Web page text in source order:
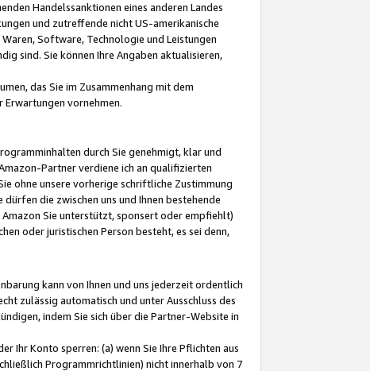
Handelssanktionen eines anderen Landes
und zutreffende nicht US-amerikanische
Software, Technologie und Leistungen
sind. Sie können Ihre Angaben aktualisieren,
das Sie im Zusammenhang mit dem
vornehmen.
durch Sie genehmigt, klar und
Partner verdiene ich an qualifizierten
ohne unsere vorherige schriftliche Zustimmung
die zwischen uns und Ihnen bestehende
Sie unterstützt, sponsert oder empfiehlt)
oder juristischen Person besteht, es sei denn,
kann von Ihnen und uns jederzeit ordentlich
zulässig automatisch und unter Ausschluss des
indem Sie sich über die Partner-Website in
Ihr Konto sperren: (a) wenn Sie Ihre Pflichten aus
Programmrichtlinien) nicht innerhalb von 7